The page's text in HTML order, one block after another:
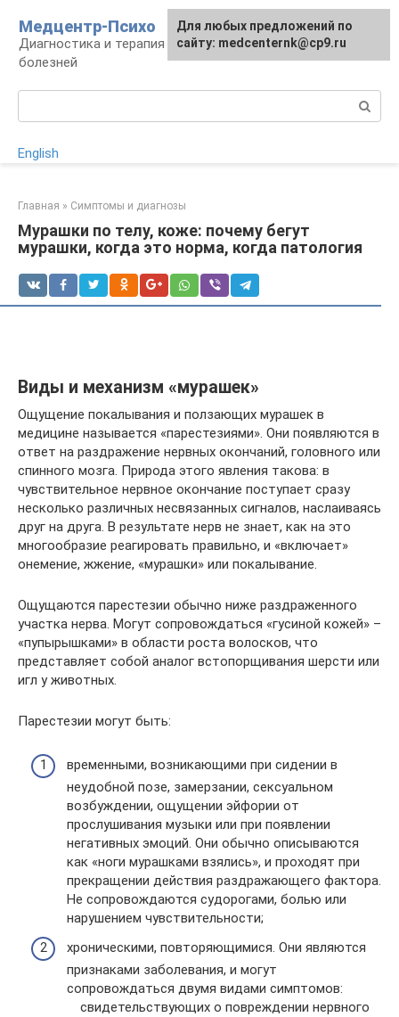
контенту
Медцентр-Психо
Диагностика и терапия психоневрологических
болезней
English
Главная » Симптомы и диагнозы
Мурашки по телу, коже: почему бегут
мурашки, когда это норма, когда патология
Виды и механизм «мурашек»
Ощущение покалывания и ползающих мурашек в
медицине называется «парестезиями». Они появляются в
ответ на раздражение нервных окончаний, головного или
спинного мозга. Природа этого явления такова: в
чувствительное нервное окончание поступает сразу
несколько различных несвязанных сигналов, наслаиваясь
друг на друга. В результате нерв не знает, как на это
многообразие реагировать правильно, и «включает»
онемение, жжение, «мурашки» или покалывание.
Ощущаются парестезии обычно ниже раздраженного
участка нерва. Могут сопровождаться «гусиной кожей» –
«пупырышками» в области роста волосков, что
представляет собой аналог встопорщивания шерсти или
игл у животных.
Парестезии могут быть:
временными, возникающими при сидении в
неудобной позе, замерзании, сексуальном
возбуждении, ощущении эйфории от
прослушивания музыки или при появлении
негативных эмоций. Они обычно описываются
как «ноги мурашками взялись», и проходят при
прекращении действия раздражающего фактора.
Не сопровождаются судорогами, болью или
нарушением чувствительности;
хроническими, повторяющимися. Они являются
признаками заболевания, и могут
сопровождаться двумя видами симптомов:
свидетельствующих о повреждении нервного
Для любых предложений по
сайту: medcenternk@cp9.ru